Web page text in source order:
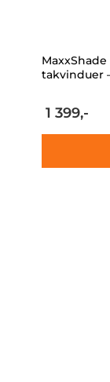
takvinduer
1 399,-